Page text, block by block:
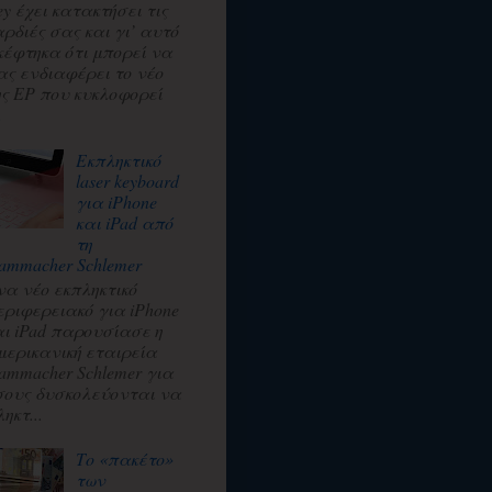
έχει κατακτήσει τις
σας και γι’ αυτό
ότι μπορεί να
ενδιαφέρει το νέο
EP που κυκλοφορεί
Εκπληκτικό
laser keyboard
για iPhone
και iPad από
τη
Schlemer
νέο εκπληκτικό
για iPhone
iPad παρουσίασε η
εταιρεία
Schlemer για
δυσκολεύονται να
Το «πακέτο»
των